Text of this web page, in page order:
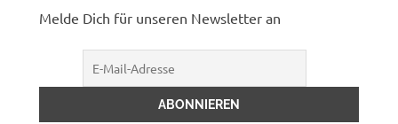
Melde Dich für unseren Newsletter an